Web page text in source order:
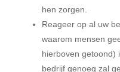
hen zorgen.
Reageer op al uw
waarom mensen
hierboven getoond)
bedrijf genoeg zal